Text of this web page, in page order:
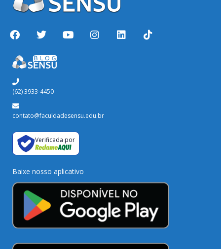
(62) 3933-4450
contato@faculdadesensu.edu.br
Verificada por
Baixe nosso aplicativo